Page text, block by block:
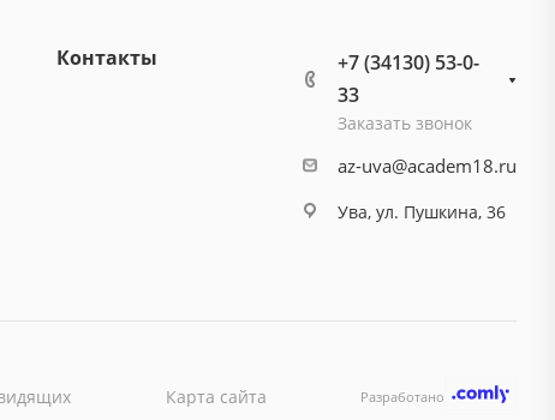
Контакты
+7 (34130) 53-0-
33
Заказать звонок
az-uva@academ18.ru
Ува, ул. Пушкина, 36
Карта сайта Разработано